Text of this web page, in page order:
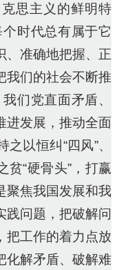
思主义的鲜明特
时代总有属于它
、准确地把握、正
我们的社会不断推
们党直面矛盾、
进发展，推动全面
以恒纠“四风”、
贫“硬骨头”，打赢
聚焦我国发展和我
践问题，把破解问
把工作的着力点放
化解矛盾、破解难